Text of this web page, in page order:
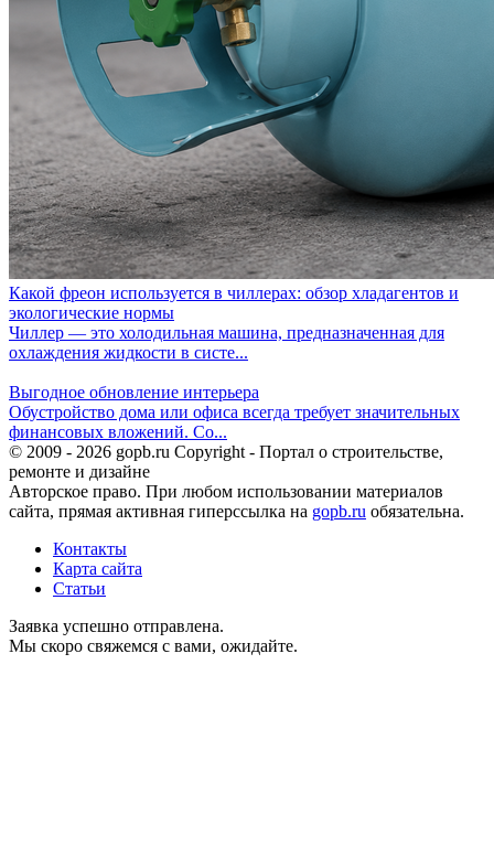
Какой фреон используется в чиллерах: обзор хладагентов и
экологические нормы
Чиллер — это холодильная машина, предназначенная для
охлаждения жидкости в систе...
Выгодное обновление интерьера
Обустройство дома или офиса всегда требует значительных
финансовых вложений. Со...
© 2009 - 2026 gopb.ru Copyright - Портал о строительстве,
ремонте и дизайне
Авторское право. При любом использовании материалов
сайта, прямая активная гиперссылка на gopb.ru обязательна.
Контакты
Карта сайта
Статьи
Заявка успешно отправлена.
Мы скоро свяжемся с вами, ожидайте.